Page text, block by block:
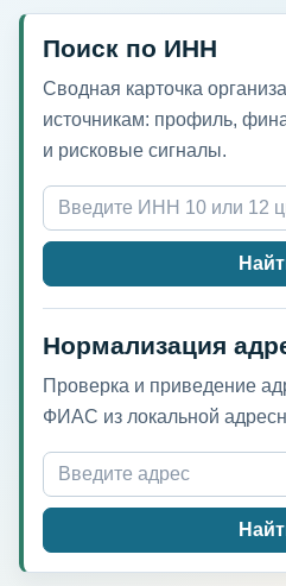
Поиск по ИНН
Сводная карточка
источникам: профиль,
и рисковые сигналы.
Нормализация
Проверка и приведение
ФИАС из локальной